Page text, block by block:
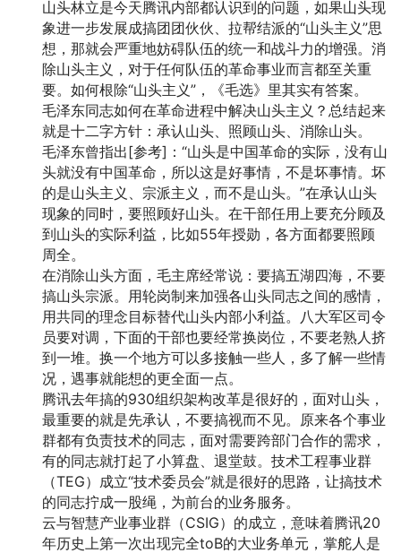
山头林立是今天腾讯内部都认识到的问题，如果山头现
象进一步发展成搞团团伙伙、拉帮结派的“山头主义”思
想，那就会严重地妨碍队伍的统一和战斗力的增强。消
除山头主义，对于任何队伍的革命事业而言都至关重
要。如何根除“山头主义”，《毛选》里其实有答案。
毛泽东同志如何在革命进程中解决山头主义？总结起来
就是十二字方针：承认山头、照顾山头、消除山头。
毛泽东曾指出[参考]：“山头是中国革命的实际，没有山
头就没有中国革命，所以这是好事情，不是坏事情。坏
的是山头主义、宗派主义，而不是山头。”在承认山头
现象的同时，要照顾好山头。在干部任用上要充分顾及
到山头的实际利益，比如55年授勋，各方面都要照顾
周全。
在消除山头方面，毛主席经常说：要搞五湖四海，不要
搞山头宗派。用轮岗制来加强各山头同志之间的感情，
用共同的理念目标替代山头内部小利益。八大军区司令
员要对调，下面的干部也要经常换岗位，不要老熟人挤
到一堆。换一个地方可以多接触一些人，多了解一些情
况，遇事就能想的更全面一点。
腾讯去年搞的930组织架构改革是很好的，面对山头，
最重要的就是先承认，不要搞视而不见。原来各个事业
群都有负责技术的同志，面对需要跨部门合作的需求，
有的同志就打起了小算盘、退堂鼓。技术工程事业群
（TEG）成立“技术委员会”就是很好的思路，让搞技术
的同志拧成一股绳，为前台的业务服务。
云与智慧产业事业群（CSIG）的成立，意味着腾讯20
年历史上第一次出现完全toB的大业务单元，掌舵人是